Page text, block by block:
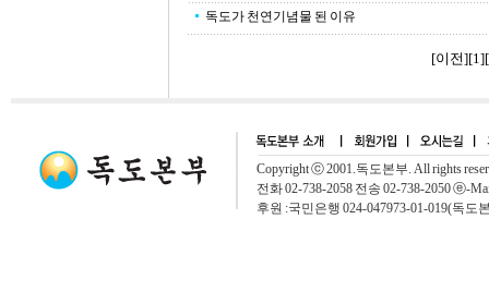
독도가 천연기념물 된 이유
[이전][1][
Copyright ⓒ 2001.독도본부. All rights
전화 02-738-2058 전송 02-738-2050 ⓔ-
후원 :국민은행 024-047973-01-019(독도